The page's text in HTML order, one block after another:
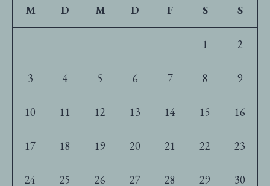
M D M D F S S
1 2
3 4 5 6 7 8 9
10 11 12 13 14 15 16
17 18 19 20 21 22 23
24 25 26 27 28 29 30